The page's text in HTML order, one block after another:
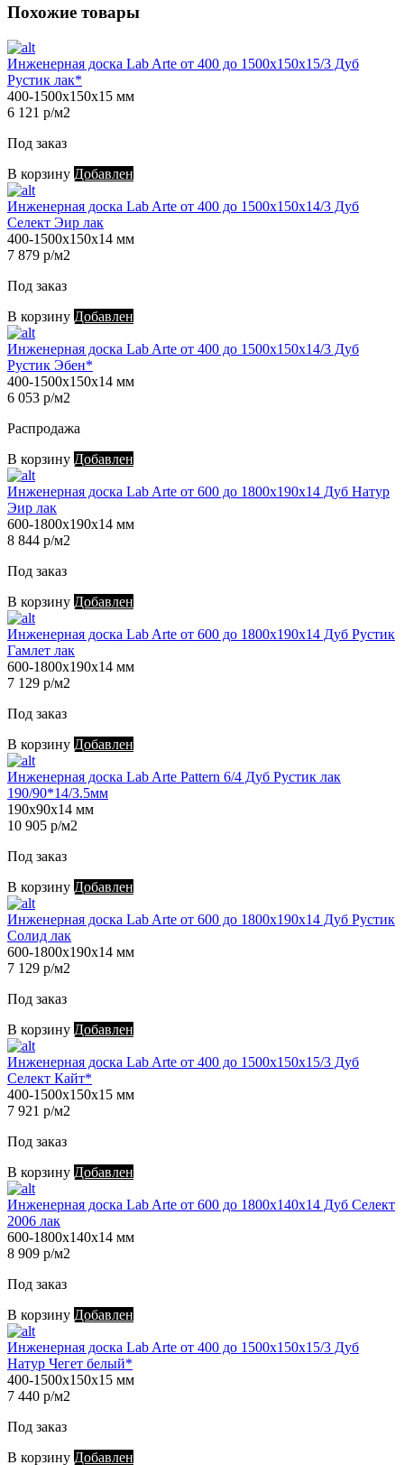
Похожие товары
Инженерная доска Lab Arte от 400 до 1500х150х15/3 Дуб
Рустик лак*
400-1500х150х15 мм
6 121 р/м2
Под заказ
В корзину Добавлен
Инженерная доска Lab Arte от 400 до 1500х150х14/3 Дуб
Селект Эир лак
400-1500х150х14 мм
7 879 р/м2
Под заказ
В корзину Добавлен
Инженерная доска Lab Arte от 400 до 1500х150х14/3 Дуб
Рустик Эбен*
400-1500х150х14 мм
6 053 р/м2
Распродажа
В корзину Добавлен
Инженерная доска Lab Arte от 600 до 1800х190х14 Дуб Натур
Эир лак
600-1800х190х14 мм
8 844 р/м2
Под заказ
В корзину Добавлен
Инженерная доска Lab Arte от 600 до 1800х190х14 Дуб Рустик
Гамлет лак
600-1800х190х14 мм
7 129 р/м2
Под заказ
В корзину Добавлен
Инженерная доска Lab Arte Pattern 6/4 Дуб Рустик лак
190/90*14/3.5мм
190х90х14 мм
10 905 р/м2
Под заказ
В корзину Добавлен
Инженерная доска Lab Arte от 600 до 1800х190х14 Дуб Рустик
Солид лак
600-1800х190х14 мм
7 129 р/м2
Под заказ
В корзину Добавлен
Инженерная доска Lab Arte от 400 до 1500х150х15/3 Дуб
Селект Кайт*
400-1500х150х15 мм
7 921 р/м2
Под заказ
В корзину Добавлен
Инженерная доска Lab Arte от 600 до 1800х140х14 Дуб Селект
2006 лак
600-1800х140х14 мм
8 909 р/м2
Под заказ
В корзину Добавлен
Инженерная доска Lab Arte от 400 до 1500х150х15/3 Дуб
Натур Чегет белый*
400-1500х150х15 мм
7 440 р/м2
Под заказ
В корзину Добавлен